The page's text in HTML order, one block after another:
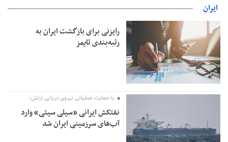
ایران
رایزنی برای بازگشت ایران به
رتبه‌بندی تایمز
با حمایت عملیاتی نیروی دریایی ارتش؛
نفتکش ایرانی «سیلی سیتی» وارد
آب‌های سرزمینی ایران شد